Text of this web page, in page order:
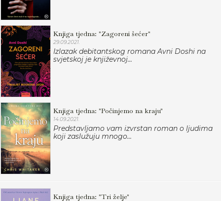
Knjiga tjedna: "Zagoreni šećer"
29.09.2021.
Izlazak debitantskog romana Avni Doshi na
svjetskoj je književnoj...
Knjiga tjedna: "Počinjemo na kraju"
14.09.2021.
Predstavljamo vam izvrstan roman o ljudima
koji zaslužuju mnogo...
Knjiga tjedna: "Tri želje"